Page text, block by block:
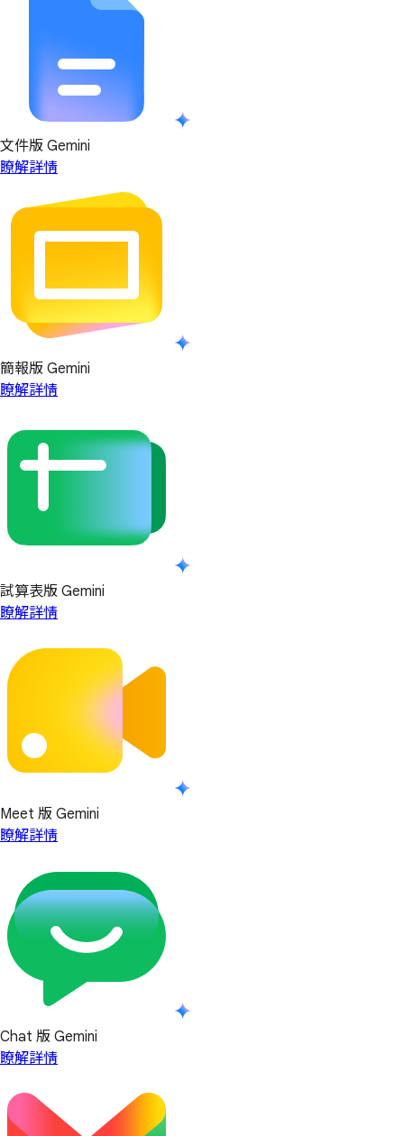
文件版 Gemini
瞭解詳情
簡報版 Gemini
瞭解詳情
試算表版 Gemini
瞭解詳情
Meet 版 Gemini
瞭解詳情
Chat 版 Gemini
瞭解詳情